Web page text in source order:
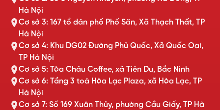
Hà Nội
Cơ sở 3: 167 tổ dân phố Phố Săn, Xã Thạch Thất, TP
Hà Nội
Cơ sở 4: Khu DG02 Đường Phủ Quốc, Xã Quốc Oai,
TP Hà Nội
Cơ sở 5: Tòa Châu Coffee, xã Tiên Du, Bắc Ninh
Cơ sở 6: Tầng 3 toà Hòa Lạc Plaza, xã Hòa Lạc, TP
Hà Nội
Cơ sở 7: Số 169 Xuân Thủy, phường Cầu Giấy, TP Hà